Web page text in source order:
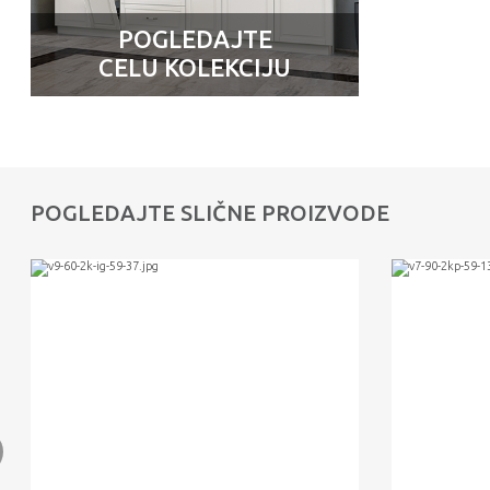
POGLEDAJTE
CELU KOLEKCIJU
POGLEDAJTE SLIČNE PROIZVODE